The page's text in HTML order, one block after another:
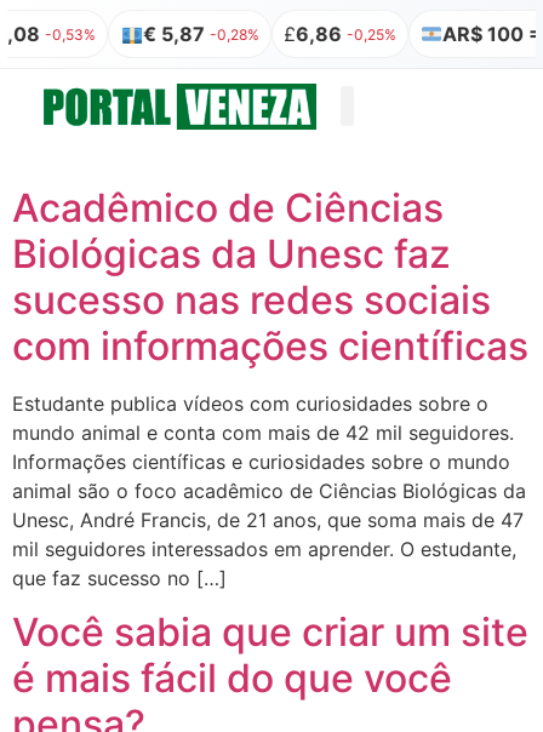
-0,53% € 5,87 -0,28% 6,86 -0,25% AR$ 100 =
Acadêmico de Ciências
Biológicas da Unesc faz
sucesso nas redes sociais
com informações científicas
Estudante publica vídeos com curiosidades sobre o
mundo animal e conta com mais de 42 mil seguidores.
Informações científicas e curiosidades sobre o mundo
animal são o foco acadêmico de Ciências Biológicas da
Unesc, André Francis, de 21 anos, que soma mais de 47
mil seguidores interessados em aprender. O estudante,
que faz sucesso no […]
Você sabia que criar um site
é mais fácil do que você